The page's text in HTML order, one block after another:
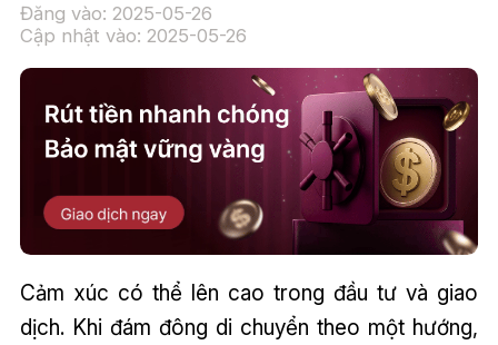
Đăng vào: 2025-05-26
Cập nhật vào: 2025-05-26
Cảm xúc có thể lên cao trong đầu tư và giao
dịch. Khi đám đông di chuyển theo một hướng,